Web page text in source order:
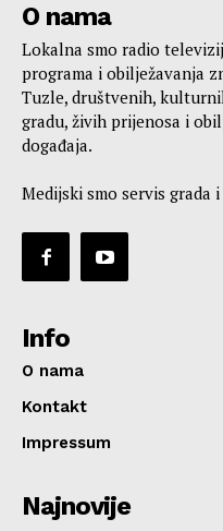
O nama
Lokalna smo radio
programa i obilježavanja
Tuzle, društvenih,
gradu, živih prijenosa i
događaja.
Medijski smo servis grada
Info
O nama
Kontakt
Impressum
Najnovije